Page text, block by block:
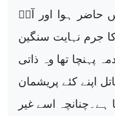
حاضر ہوا اور آپؐ
جرم نہایت سنگین
پہنچا تھا وہ ذاتی
اپنے کئے پریشمان
ہے۔چنانچہ اسے غیر